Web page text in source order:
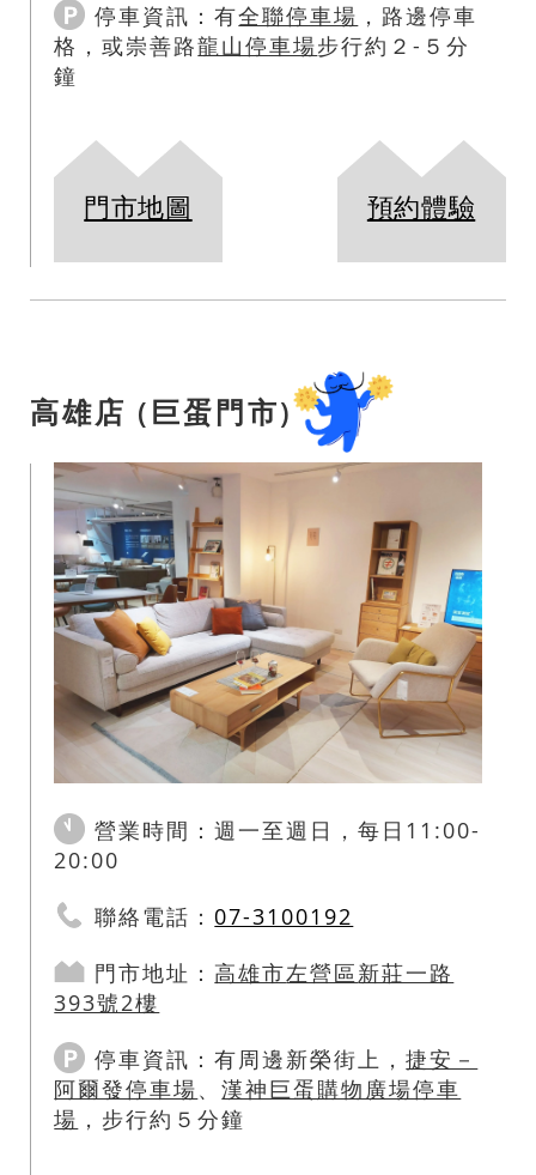
預約體驗
停車資訊：有全聯停車場 ，路邊停車
格，或崇善路龍山停車場步行約２-５分
鐘
門市地圖
高雄店 (巨蛋門市)
營業時間：週一至週日，每日11:00-
20:00
聯絡電話：07-3100192
門市地址： 高雄市左營區新莊一路
393號2樓
停車資訊：有周邊新榮街上，捷安－
阿爾發停車場、漢神巨蛋購物廣場停車
場 ，步行約５分鐘